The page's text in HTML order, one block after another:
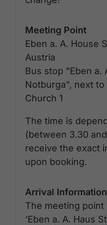
Meeting Point
Eben a. A. House
Austria
Bus stop "Eben a.
Notburga", next
Church 1
The time is
(between 3.30
receive the exact
upon booking.
Arrival Information
The meeting
‘Eben a. A. Haus